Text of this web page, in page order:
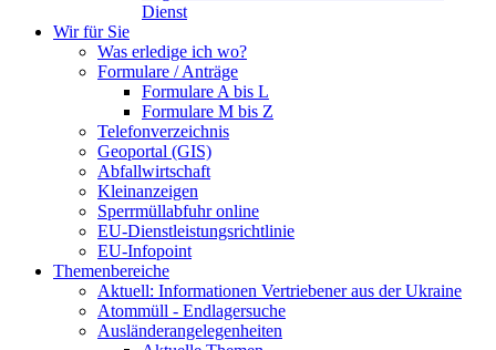
Dienst
Wir für Sie
Was erledige ich wo?
Formulare / Anträge
Formulare A bis L
Formulare M bis Z
Telefonverzeichnis
Geoportal (GIS)
Abfallwirtschaft
Kleinanzeigen
Sperrmüllabfuhr online
EU-Dienstleistungsrichtlinie
EU-Infopoint
Themenbereiche
Aktuell: Informationen Vertriebener aus der Ukraine
Atommüll - Endlagersuche
Ausländerangelegenheiten